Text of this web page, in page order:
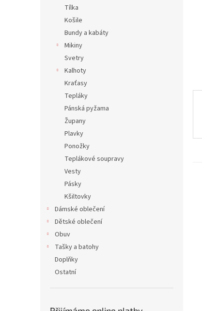
Tílka
Košile
Bundy a kabáty
Mikiny
Svetry
Kalhoty
Kraťasy
Tepláky
Pánská pyžama
Župany
Plavky
Ponožky
Teplákové soupravy
Vesty
Pásky
Kšiltovky
Dámské oblečení
Dětské oblečení
Obuv
Tašky a batohy
Doplňky
Ostatní